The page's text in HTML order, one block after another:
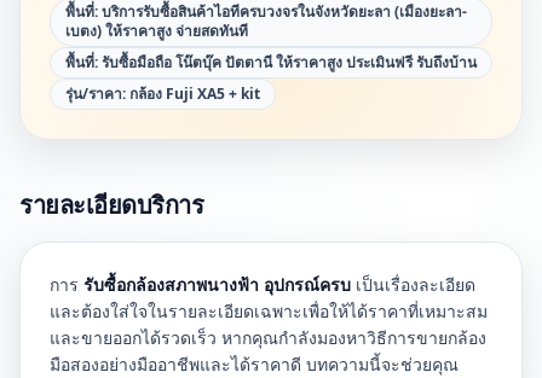
พื้นที่:บริการรับซื้อสินค้าไอทีครบวงจรในจังหวัดยะลา (เมืองยะลา-
เบตง) ให้ราคาสูง จ่ายสดทันที
พื้นที่:รับซื้อมือถือ โน๊ตบุ๊ค ปัตตานี ให้ราคาสูง ประเมินฟรี รับถึงบ้าน
รุ่น/ราคา:กล้อง Fuji XA5 + kit
รายละเอียดบริการ
การ รับซื้อกล้องสภาพนางฟ้า อุปกรณ์ครบ เป็นเรื่องละเอียด
และต้องใส่ใจในรายละเอียดเฉพาะเพื่อให้ได้ราคาที่เหมาะสม
และขายออกได้รวดเร็ว หากคุณกำลังมองหาวิธีการขายกล้อง
มือสองอย่างมืออาชีพและได้ราคาดี บทความนี้จะช่วยคุณ